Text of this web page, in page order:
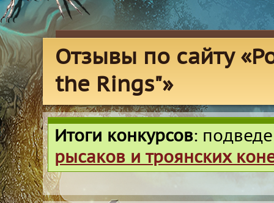
Отзывы по сайту
the Rings"»
Итоги конкурсов:
рысаков и троянских